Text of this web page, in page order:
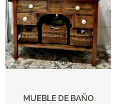
MUEBLE DE BAÑO